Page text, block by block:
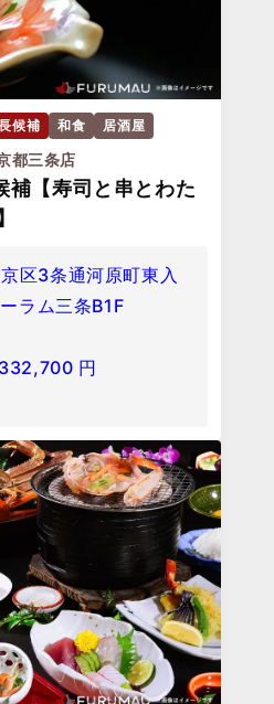
候補 和食 居酒屋
都三条店
補【寿司と串とわた
区3条通河原町東入
ラム三条B1F
332,700 円